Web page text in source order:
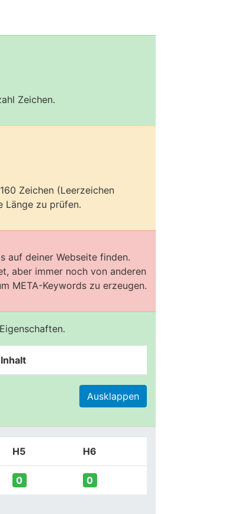
Zeichen.
Zeichen (Leerzeichen
Länge zu prüfen.
auf deiner Webseite finden.
aber immer noch von anderen
META-Keywords zu erzeugen.
Inhalt
Ausklappen
H5 H6
0 0